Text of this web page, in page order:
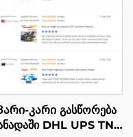
კარი გასწორება
DHL UPS TNT